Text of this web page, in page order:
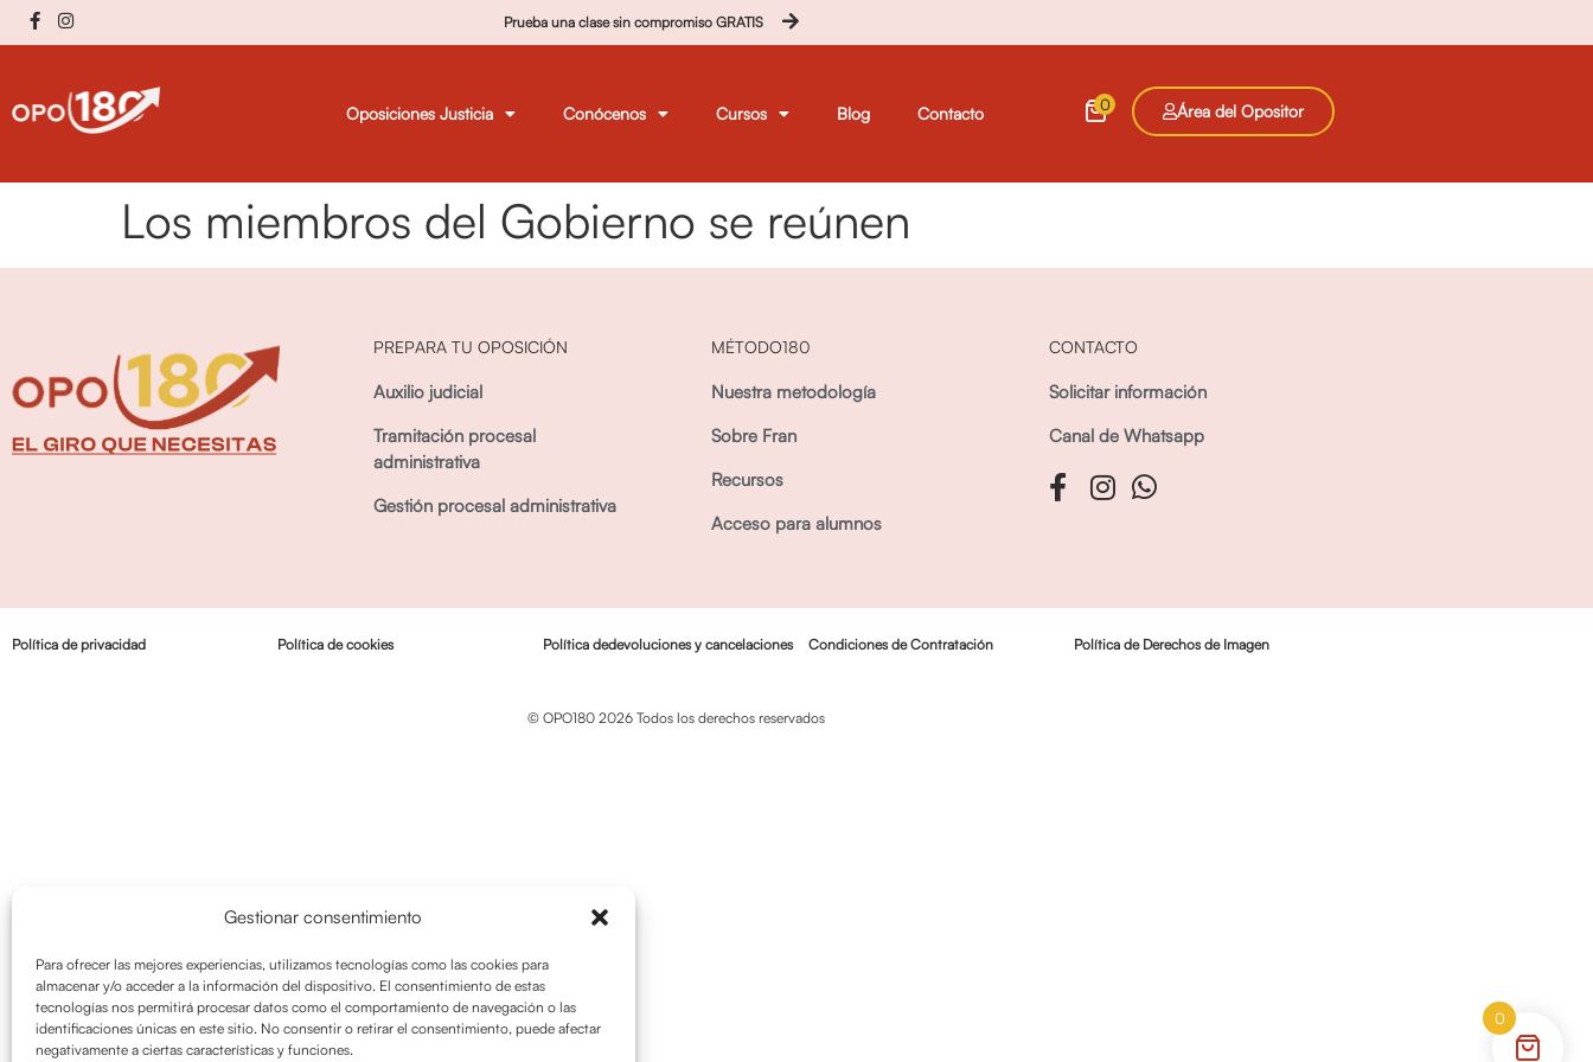
Gestionar consentimiento
Para ofrecer las mejores experiencias, utilizamos tecnologías como las cookies para
almacenar y/o acceder a la información del dispositivo. El consentimiento de estas
tecnologías nos permitirá procesar datos como el comportamiento de navegación o las
identificaciones únicas en este sitio. No consentir o retirar el consentimiento, puede afectar
negativamente a ciertas características y funciones.
Prueba una clase sin compromiso GRATIS
Oposiciones Justicia Conócenos Cursos Blog Contacto 0 Área del Opositor
Los miembros del Gobierno se reúnen
PREPARA TU OPOSICIÓN
Auxilio judicial
Tramitación procesal
administrativa
Gestión procesal administrativa
MÉTODO180
Nuestra metodología
Sobre Fran
Recursos
Acceso para alumnos
CONTACTO
Solicitar información
Canal de Whatsapp
Política de privacidad Política de cookies Política dedevoluciones y cancelaciones Condiciones de Contratación Política de Derechos de Imagen
© OPO180 2026 Todos los derechos reservados
0